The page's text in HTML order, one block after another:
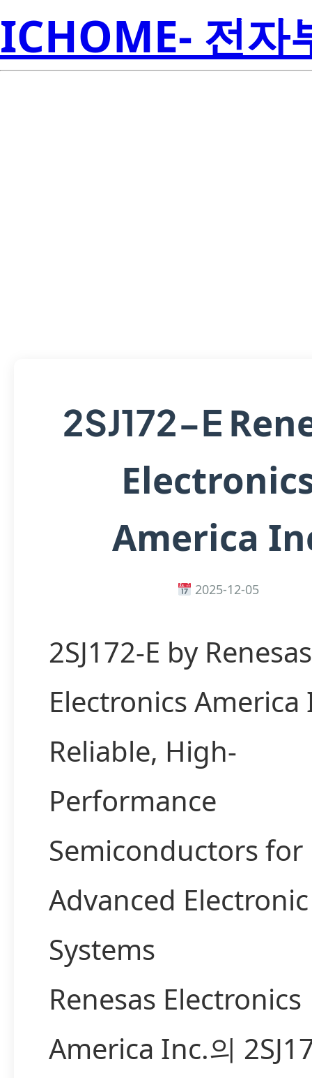
ICHOME- 전자
2SJ172-E
America
2025-12-05
2SJ172-E by Renesas
Electronics
Reliable, High-
Performance
Semiconductors for
Advanced Electronic
Systems
Renesas Electronics
America Inc.의